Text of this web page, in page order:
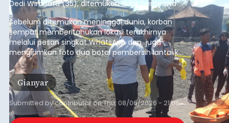
Dedi Wiranata (35), ditemukan tidak bernyawa di
pesisir Pantai Purnama, Sukawati.
Sebelum ditemukan meninggal dunia, korban
sempat memberitahukan lokasi terakhirnya
melalui pesan singkat WhatsApp dan juga
mengirimkan foto dua botol pembersih lantai ke
istrinya.
Gianyar
Submitted bycontributoronThu, 08/06/2026 - 21:06